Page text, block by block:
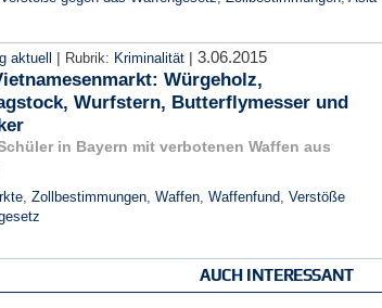
aktuell | Rubrik: Kriminalität | 3.06.2015
Würgeholz,
Wurfstern, Butterflymesser und
in Bayern mit verbotenen Waffen aus
, Zollbestimmungen, Waffen, Waffenfund, Verstöße
AUCH INTERESSANT